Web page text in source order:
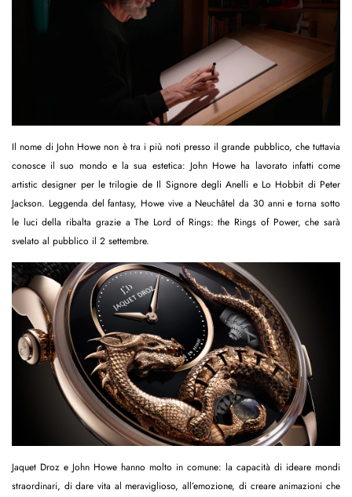
Il nome di John Howe non è tra i più noti presso il grande pubblico, che tuttavia
conosce il suo mondo e la sua estetica: John Howe ha lavorato infatti come
artistic designer per le trilogie de Il Signore degli Anelli e Lo Hobbit di Peter
Jackson. Leggenda del fantasy, Howe vive a Neuchâtel da 30 anni e torna sotto
le luci della ribalta grazie a The Lord of Rings: the Rings of Power, che sarà
svelato al pubblico il 2 settembre.
Jaquet Droz e John Howe hanno molto in comune: la capacità di ideare mondi
straordinari, di dare vita al meraviglioso, all’emozione, di creare animazioni che